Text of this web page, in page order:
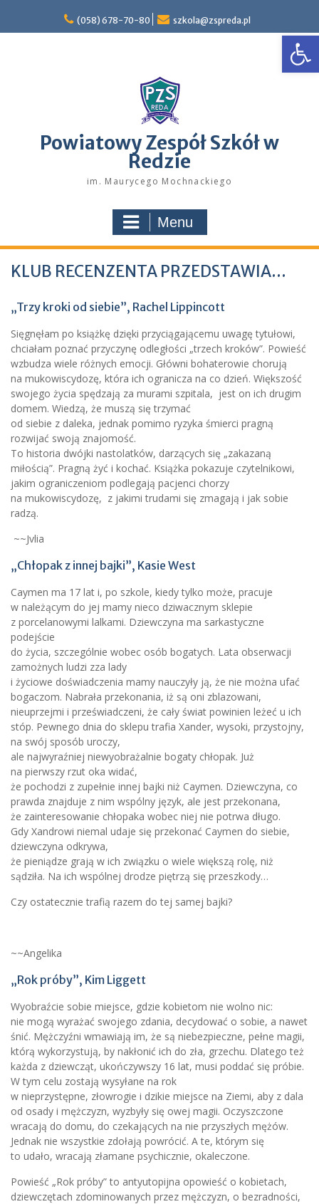
content
(058) 678-70-80 szkola@zspreda.pl
Powiatowy Zespół Szkół w
Redzie
im. Maurycego Mochnackiego
Menu
KLUB RECENZENTA PRZEDSTAWIA…
„Trzy kroki od siebie”, Rachel Lippincott
Sięgnęłam po książkę dzięki przyciągającemu uwagę tytułowi,
chciałam poznać przyczynę odległości „trzech kroków”. Powieść
wzbudza wiele różnych emocji. Główni bohaterowie chorują
na mukowiscydozę, która ich ogranicza na co dzień. Większość
swojego życia spędzają za murami szpitala, jest on ich drugim
domem. Wiedzą, że muszą się trzymać
od siebie z daleka, jednak pomimo ryzyka śmierci pragną
rozwijać swoją znajomość.
To historia dwójki nastolatków, darzących się „zakazaną
miłością”. Pragną żyć i kochać. Książka pokazuje czytelnikowi,
jakim ograniczeniom podlegają pacjenci chorzy
na mukowiscydozę, z jakimi trudami się zmagają i jak sobie
radzą.
~~Jvlia
„Chłopak z innej bajki”, Kasie West
Caymen ma 17 lat i, po szkole, kiedy tylko może, pracuje
w należącym do jej mamy nieco dziwacznym sklepie
z porcelanowymi lalkami. Dziewczyna ma sarkastyczne
podejście
do życia, szczególnie wobec osób bogatych. Lata obserwacji
zamożnych ludzi zza lady
i życiowe doświadczenia mamy nauczyły ją, że nie można ufać
bogaczom. Nabrała przekonania, iż są oni zblazowani,
nieuprzejmi i przeświadczeni, że cały świat powinien leżeć u ich
stóp. Pewnego dnia do sklepu trafia Xander, wysoki, przystojny,
na swój sposób uroczy,
ale najwyraźniej niewyobrażalnie bogaty chłopak. Już
na pierwszy rzut oka widać,
że pochodzi z zupełnie innej bajki niż Caymen. Dziewczyna, co
prawda znajduje z nim wspólny język, ale jest przekonana,
że zainteresowanie chłopaka wobec niej nie potrwa długo.
Gdy Xandrowi niemal udaje się przekonać Caymen do siebie,
dziewczyna odkrywa,
że pieniądze grają w ich związku o wiele większą rolę, niż
sądziła. Na ich wspólnej drodze piętrzą się przeszkody…
Czy ostatecznie trafią razem do tej samej bajki?
~~Angelika
„Rok próby”, Kim Liggett
Wyobraźcie sobie miejsce, gdzie kobietom nie wolno nic:
nie mogą wyrażać swojego zdania, decydować o sobie, a nawet
śnić. Mężczyźni wmawiają im, że są niebezpieczne, pełne magii,
którą wykorzystują, by nakłonić ich do zła, grzechu. Dlatego też
każda z dziewcząt, ukończywszy 16 lat, musi poddać się próbie.
W tym celu zostają wysyłane na rok
w nieprzystępne, złowrogie i dzikie miejsce na Ziemi, aby z dala
od osady i mężczyzn, wyzbyły się owej magii. Oczyszczone
wracają do domu, do czekających na nie przyszłych mężów.
Jednak nie wszystkie zdołają powrócić. A te, którym się
to udało, wracają złamane psychicznie, okaleczone.
Powieść „Rok próby” to antyutopijna opowieść o kobietach,
dziewczętach zdominowanych przez mężczyzn, o bezradności,